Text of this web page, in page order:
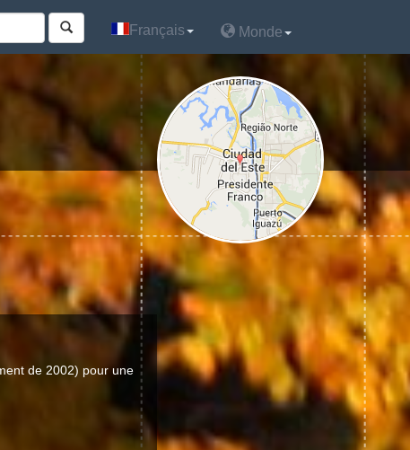
Français Monde
de 2002) pour une
Français Monde